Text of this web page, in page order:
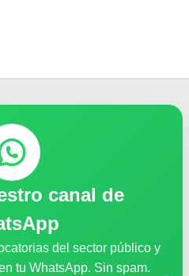
canal de
del sector público y
tu WhatsApp. Sin spam.